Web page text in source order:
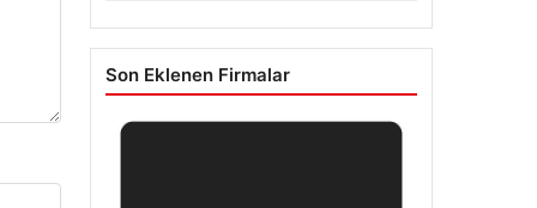
Son Eklenen Firmalar